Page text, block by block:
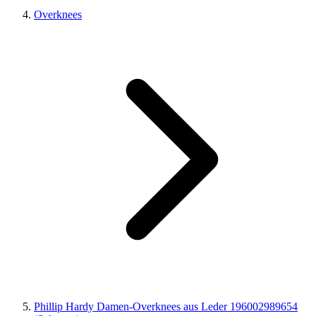
Overknees
Phillip Hardy Damen-Overknees aus Leder 196002989654